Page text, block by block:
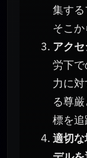
集す
そこか
アク
労下
力に
る尊
標を追
適切